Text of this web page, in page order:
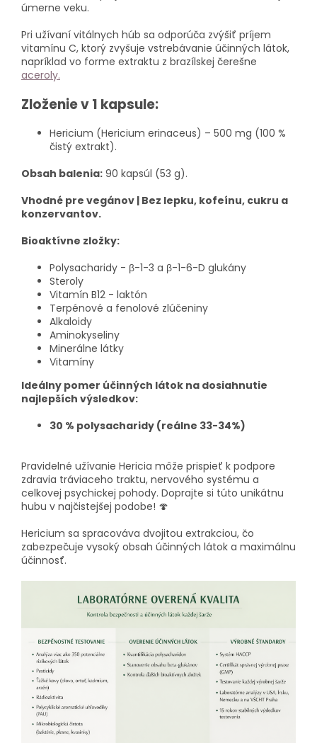
úmerne veku.
Pri užívaní vitálnych húb sa odporúča zvýšiť príjem
vitamínu C, ktorý zvyšuje vstrebávanie účinných látok,
napríklad vo forme extraktu z brazílskej čerešne
aceroly.
Zloženie v 1 kapsule:
Hericium (Hericium erinaceus) – 500 mg (100 %
čistý extrakt).
Obsah balenia: 90 kapsúl (53 g).
Vhodné pre vegánov | Bez lepku, kofeínu, cukru a
konzervantov.
Bioaktívne zložky:
Polysacharidy - β-1-3 a β-1-6-D glukány
Steroly
Vitamín B12 - laktón
Terpénové a fenolové zlúčeniny
Alkaloidy
Aminokyseliny
Minerálne látky
Vitamíny
Ideálny pomer účinných látok na dosiahnutie
najlepších výsledkov:
30 % polysacharidy (reálne 33-34%)
Pravidelné užívanie Hericia môže prispieť k podpore
zdravia tráviaceho traktu, nervového systému a
celkovej psychickej pohody. Doprajte si túto unikátnu
hubu v najčistejšej podobe! 🍄​
Hericium sa spracováva dvojitou extrakciou, čo
zabezpečuje vysoký obsah účinných látok a maximálnu
účinnosť.